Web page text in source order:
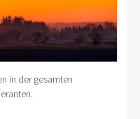
in der gesamten